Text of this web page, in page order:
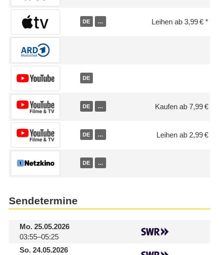
DE … Leihen ab 3,99 €
DE
DE … Kaufen ab 7,99 €
DE … Leihen ab 2,99 €
DE …
Sendetermine
Mo.25.05.2026
03:55–05:25
So.24.05.2026